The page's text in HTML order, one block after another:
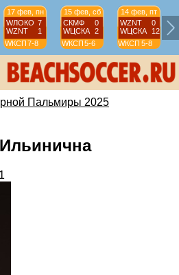
17 фев, пн
WЛОКО 7
WZNT
1
WКСП 7-8
15 фев, сб
СКМФ
0
WЦСКА 2
WКСП5-6
14 фев, пт
WZNT
0
WЦСКА
12
WКСП 5-8
Пальмиры 2025